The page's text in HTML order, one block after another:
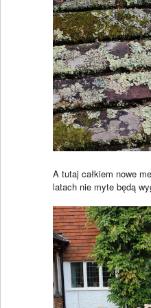
A tutaj całkiem nowe
latach nie myte będą